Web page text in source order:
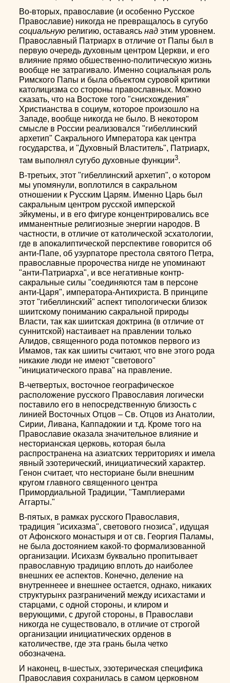
Во-вторых, православие (и особенно Русское
Православие) никогда не превращалось в сугубо
социальную религию, оставаясьнад этим уровнем.
Православный Патриарх в отличие от Папы был в
первую очередь духовным центром Церкви, и его
влияние прямо обшественно-политическую жизнь
вообще не затрагивало. Именно социальная роль
Римского Папы и была объектом суровой критики
католицизма со стороны православных. Можно
сказать, что на Востоке того "снисхождения"
Христианства в социум, которое произошло на
Западе, вообще никогда не было. В некотором
смысле в России реализовался "гибеллинский
архетип" Сакрального Императора как центра
государства, и "Духовный Властитель", Патриарх,
там выполнял сугубо духовные функции3.
В-третьих, этот "гибеллинский архетип", о котором
мы упомянули, воплотился в сакральном
отношении к Русским Царям. Именно Царь был
сакральным центром русской имперской
эйкумены, и в его фигуре концентрировались все
имманентные религиозные энергии народов. В
частности, в отличие от католической эсхатологии,
где в апокалиптической перспективе говорится об
анти-Папе, об узурпаторе престола святого Петра,
православные пророчества нигде не упоминают
"анти-Патриарха", и все негативные контр-
сакральные силы "соединяются там в персоне
анти-Царя", императора-Антихриста. В принципе
этот "гибеллинский" аспект типологически близок
шиитскому пониманию сакральной природы
Власти, так как шиитская доктрина (в отличие от
суннитской) настаивает на правлении только
Алидов, священного рода потомков первого из
Имамов, так как шииты считают, что вне этого рода
никакие люди не имеют "светового"
"инициатического права" на правление.
В-четвертых, восточное географическое
расположение русского Православия логически
поставило его в непосредственную близость с
линией Восточных Отцов – Св. Отцов из Анатолии,
Сирии, Ливана, Каппадокии и т.д. Кроме того на
Православие оказала значительное влияние и
несторианская церковь, которая была
распространена на азиатских территориях и имела
явный эзотерический, инициатический характер.
Генон считает, что несториане были внешним
кругом главного священного центра
Примордиальной Традиции, "Тамплиерами
Аггарты."
В-пятых, в рамках русского Православия,
традиция "исихазма", светового гнозиса", идущая
от Афонского монастыря и от св. Георгия Паламы,
не была достоянием какой-то формализованной
организации. Исихазм буквально пропитывает
православную традицию вплоть до наиболее
внешних ее аспектов. Конечно, деление на
внутреннеее и внешнее остается, однако, никаких
структурынх разграничений между исихастами и
старцами, с одной стороны, и клиром и
верующими, с другой стороны, в Православи
никогда не существовало, в отличие от строгой
организации инициатических орденов в
католичестве, где эта грань была четко
обозначена.
И наконец, в-шестых, эзотерическая специфика
Православия сохранилась в самом церковном